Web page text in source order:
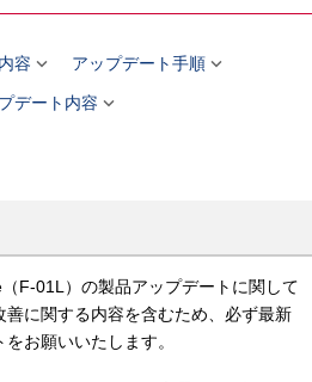
容  アップデート手順
デート内容 
F-01L）の製品アップデートに関して
に関する内容を含むため、必ず最新
お願いいたします。